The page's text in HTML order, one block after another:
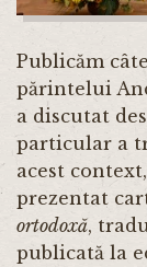
Publicăm
părintelui
a discutat
particular a
acest
prezentat
ortodoxă,
publicată la